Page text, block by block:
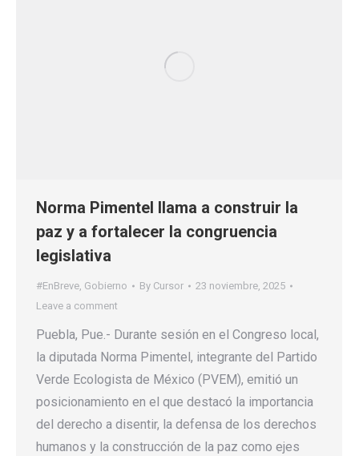
Norma Pimentel llama a construir la
paz y a fortalecer la congruencia
legislativa
#EnBreve, Gobierno By Cursor
23 noviembre, 2025
Leave a comment
Puebla, Pue.- Durante sesión en el Congreso local,
la diputada Norma Pimentel, integrante del Partido
Verde Ecologista de México (PVEM), emitió un
posicionamiento en el que destacó la importancia
del derecho a disentir, la defensa de los derechos
humanos y la construcción de la paz como ejes